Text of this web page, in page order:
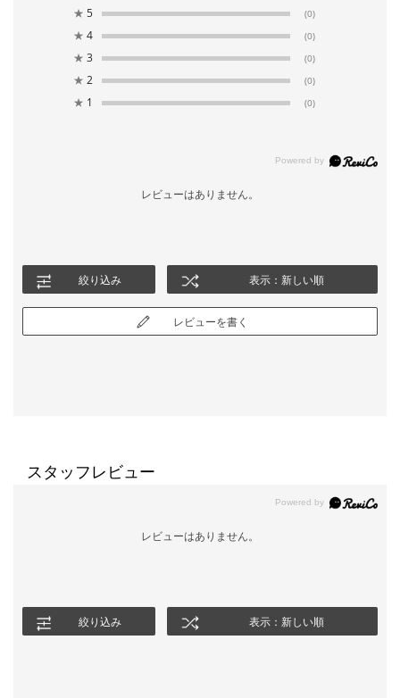
★ 5 (0)
★ 4 (0)
★ 3 (0)
★ 2 (0)
★ 1 (0)
レビューはありません。
絞り込み 表示：新しい順
レビューを書く
スタッフレビュー
レビューはありません。
絞り込み 表示：新しい順